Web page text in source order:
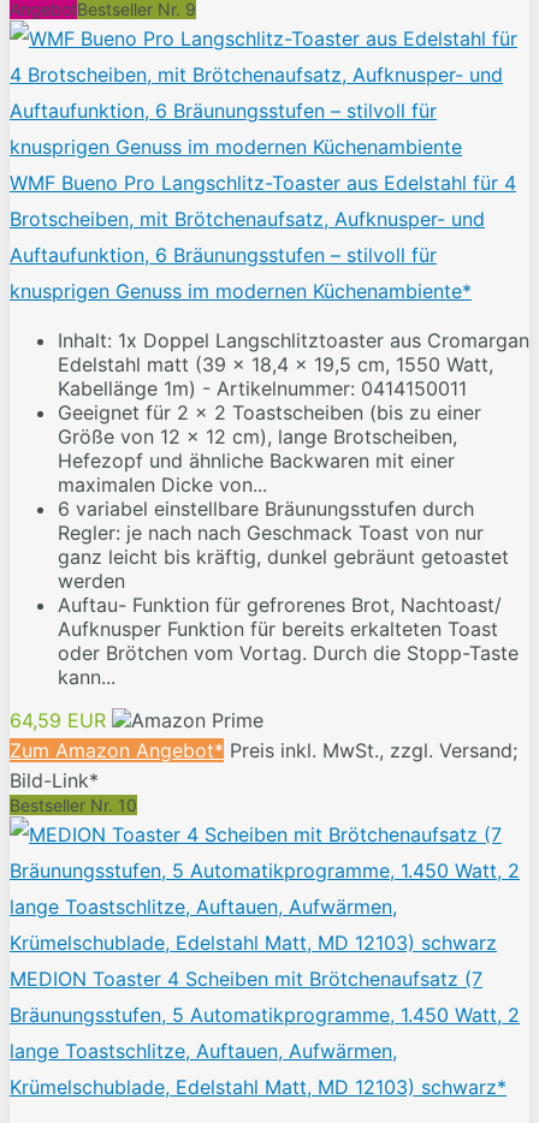
AngebotBestseller Nr. 9
WMF Bueno Pro Langschlitz-Toaster aus Edelstahl für 4
Brotscheiben, mit Brötchenaufsatz, Aufknusper- und
Auftaufunktion, 6 Bräunungsstufen – stilvoll für
knusprigen Genuss im modernen Küchenambiente*
Inhalt: 1x Doppel Langschlitztoaster aus Cromargan
Edelstahl matt (39 x 18,4 x 19,5 cm, 1550 Watt,
Kabellänge 1m) - Artikelnummer: 0414150011
Geeignet für 2 x 2 Toastscheiben (bis zu einer
Größe von 12 x 12 cm), lange Brotscheiben,
Hefezopf und ähnliche Backwaren mit einer
maximalen Dicke von...
6 variabel einstellbare Bräunungsstufen durch
Regler: je nach nach Geschmack Toast von nur
ganz leicht bis kräftig, dunkel gebräunt getoastet
werden
Auftau- Funktion für gefrorenes Brot, Nachtoast/
Aufknusper Funktion für bereits erkalteten Toast
oder Brötchen vom Vortag. Durch die Stopp-Taste
kann...
64,59 EUR
Zum Amazon Angebot* Preis inkl. MwSt., zzgl. Versand;
Bild-Link*
Bestseller Nr. 10
MEDION Toaster 4 Scheiben mit Brötchenaufsatz (7
Bräunungsstufen, 5 Automatikprogramme, 1.450 Watt, 2
lange Toastschlitze, Auftauen, Aufwärmen,
Krümelschublade, Edelstahl Matt, MD 12103) schwarz*